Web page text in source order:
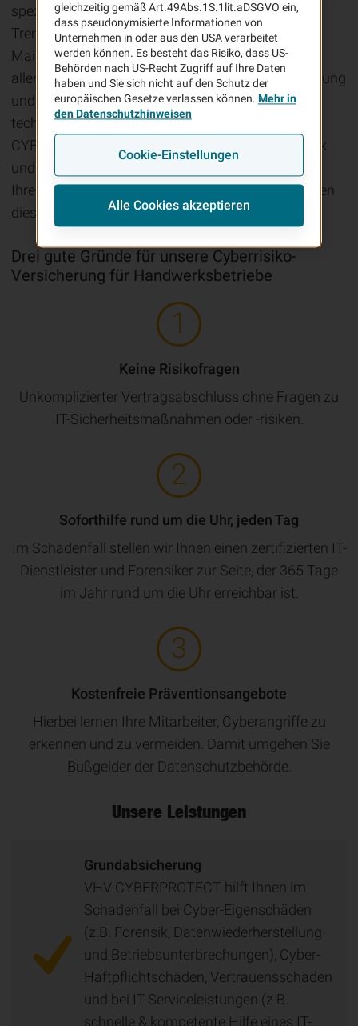
speziell für das Handwerk entwickelt. Ein aktueller
Trend: Hochprofessionell gefälschte Rechnungs-
Mails bedrohen deutschlandweit Handwerker aus
allen Branchen. Halten Sie Schritt mit der Entwicklung
und passen Sie Ihren Versicherungsschutz an das
technische Know-how der Täter an. Mit dem VHV
CYBERPROTECT-Antrag speziell für das Handwerk
und dem Zusatzbaustein Cyberbetrug sichern Sie
Ihren Betrieb bis 5 Mio. € Jahresumsatz auch gegen
diese aktuelle Betrugsmasche ab.
Drei gute Gründe für unsere Cyberrisiko-
Versicherung für Handwerksbetriebe
Keine Risikofragen
Unkomplizierter Vertragsabschluss ohne Fragen zu
IT-Sicherheitsmaßnahmen oder -risiken.
Soforthilfe rund um die Uhr, jeden Tag
Im Schadenfall stellen wir Ihnen einen zertifizierten IT-
Dienstleister und Forensiker zur Seite, der 365 Tage
im Jahr rund um die Uhr erreichbar ist.
Kostenfreie Präventionsangebote
Hierbei lernen Ihre Mitarbeiter, Cyberangriffe zu
erkennen und zu vermeiden. Damit umgehen Sie
Bußgelder der Datenschutzbehörde.
Unsere Leistungen
Grundabsicherung
VHV CYBERPROTECT hilft Ihnen im
Schadenfall bei Cyber-Eigenschäden
(z.B. Forensik, Datenwiederherstellung
und Betriebsunterbrechungen), Cyber-
Haftpflichtschäden, Vertrauensschäden
und bei IT-Serviceleistungen (z.B.
schnelle & kompetente Hilfe eines IT-
gleichzeitig gemäß Art.49Abs.1S.1lit.aDSGVO ein,
dass pseudonymisierte Informationen von
Unternehmen in oder aus den USA verarbeitet
werden können. Es besteht das Risiko, dass US-
Behörden nach US-Recht Zugriff auf Ihre Daten
haben und Sie sich nicht auf den Schutz der
europäischen Gesetze verlassen können. Mehr in
den Datenschutzhinweisen
Cookie-Einstellungen
Alle Cookies akzeptieren